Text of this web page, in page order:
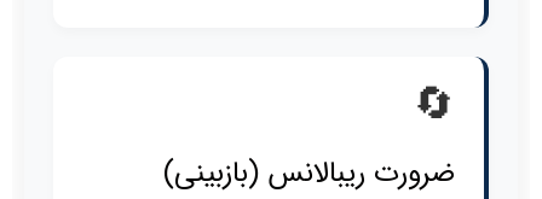
🔄
ضرورت ریبالانس (بازبینی)